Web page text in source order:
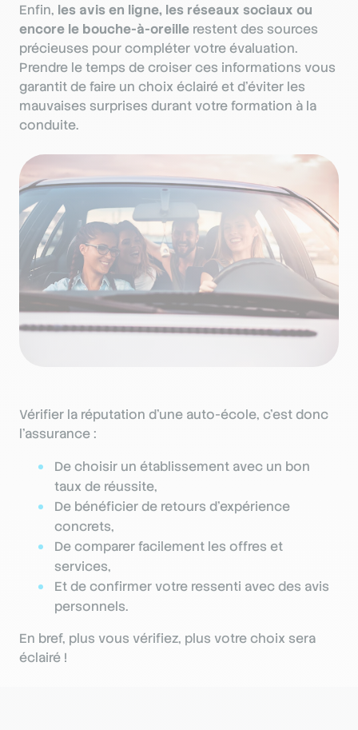
Enfin, les avis en ligne, les réseaux sociaux ou
encore le bouche-à-oreille restent des sources
précieuses pour compléter votre évaluation.
Prendre le temps de croiser ces informations vous
garantit de faire un choix éclairé et d’éviter les
mauvaises surprises durant votre formation à la
conduite.
Vérifier la réputation d’une auto-école, c’est donc
l’assurance :
De choisir un établissement avec un bon
taux de réussite,
De bénéficier de retours d’expérience
concrets,
De comparer facilement les offres et
services,
Et de confirmer votre ressenti avec des avis
personnels.
En bref, plus vous vérifiez, plus votre choix sera
éclairé !